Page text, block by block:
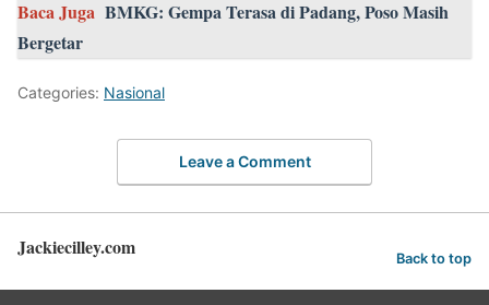
Baca Juga BMKG: Gempa Terasa di Padang, Poso Masih
Bergetar
Categories: Nasional
Leave a Comment
Jackiecilley.com Back to top